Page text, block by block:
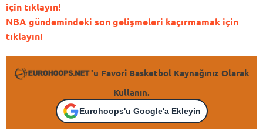
için tıklayın!
NBA gündemindeki son gelişmeleri kaçırmamak için
tıklayın!
'u Favori Basketbol Kaynağınız Olarak
Kullanın.
Eurohoops'u Google'a Ekleyin